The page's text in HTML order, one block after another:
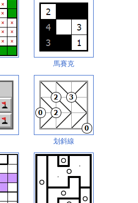
馬賽克
划斜線